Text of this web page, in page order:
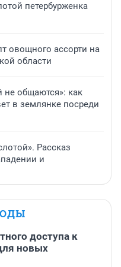
петербурженка
овощного ассорти на
области
не общаются»: как
в землянке посреди
Рассказ
и
доступа к
новых